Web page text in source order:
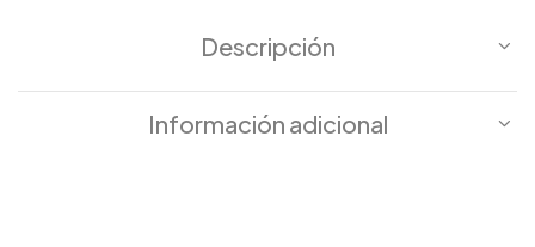
Descripción
Información adicional